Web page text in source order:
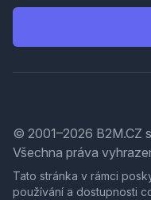
© 2001–2026 B2M.CZ
Všechna práva
Tato stránka v rámci
používání a dostupnosti